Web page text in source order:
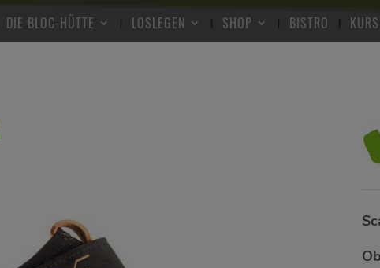
DIE BLOC-HÜTTE LOSLEGEN SHOP BISTRO